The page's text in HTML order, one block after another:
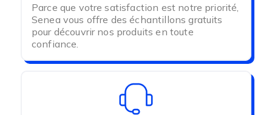
Parce que votre satisfaction est notre priorité,
Senea vous offre des échantillons gratuits
pour découvrir nos produits en toute
confiance.